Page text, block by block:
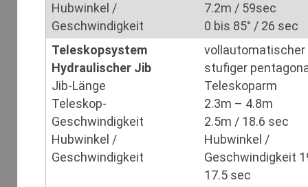
Hubwinkel /
Geschwindigkeit
7.2m / 59sec
0 bis 85° / 26 sec
Teleskopsystem
Hydraulischer Jib
Jib-Länge
Teleskop-
Geschwindigkeit
Hubwinkel /
Geschwindigkeit
vollautomatischer
stufiger
Teleskoparm
2.3m – 4.8m
2.5m / 18.6 sec
Hubwinkel /
Geschwindigkeit
17.5 sec